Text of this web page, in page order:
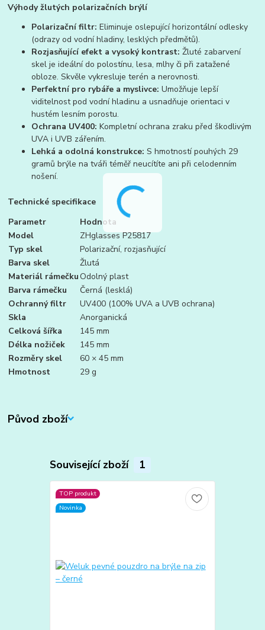
Výhody žlutých polarizačních brýlí
Polarizační filtr: Eliminuje oslepující horizontální odlesky
(odrazy od vodní hladiny, lesklých předmětů).
Rozjasňující efekt a vysoký kontrast: Žluté zabarvení
skel je ideální do polostínu, lesa, mlhy či při zatažené
obloze. Skvěle vykresluje terén a nerovnosti.
Perfektní pro rybáře a myslivce: Umožňuje lepší
viditelnost pod vodní hladinu a usnadňuje orientaci v
hustém lesním porostu.
Ochrana UV400: Kompletní ochrana zraku před škodlivým
UVA i UVB zářením.
Lehká a odolná konstrukce: S hmotností pouhých 29
gramů brýle na tváři téměř neucítíte ani při celodenním
nošení.
Technické specifikace
Parametr
Hodnota
Model
ZHglasses P25817
Typ skel
Polarizační, rozjasňující
Barva skel
Žlutá
Materiál rámečkuOdolný plast
Barva rámečku
Černá (lesklá)
Ochranný filtr
UV400 (100% UVA a UVB ochrana)
Skla
Anorganická
Celková šířka
145 mm
Délka nožiček
145 mm
Rozměry skel
60 × 45 mm
Hmotnost
29 g
Původ zboží
Související zboží 1
TOP produkt
Novinka